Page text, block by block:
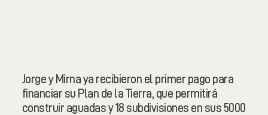
Jorge y Mirna ya recibieron el primer pago para
financiar su Plan de la Tierra, que permitirá
construir aguadas y 18 subdivisiones en sus 5000